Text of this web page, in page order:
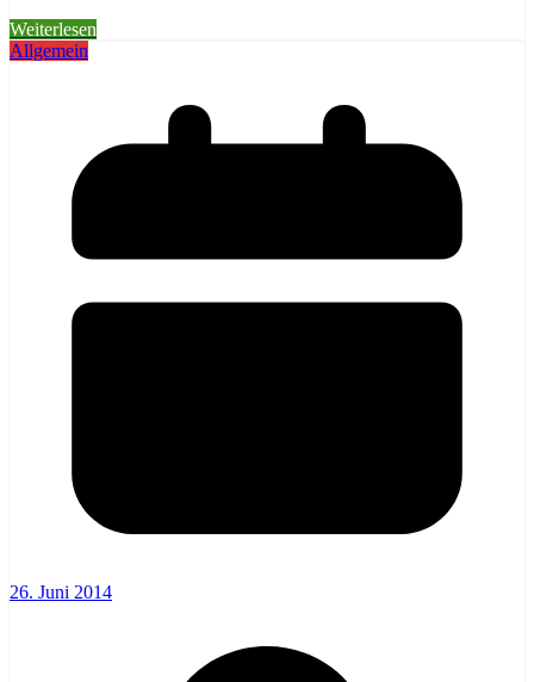
Weiterlesen
Allgemein
26. Juni 2014